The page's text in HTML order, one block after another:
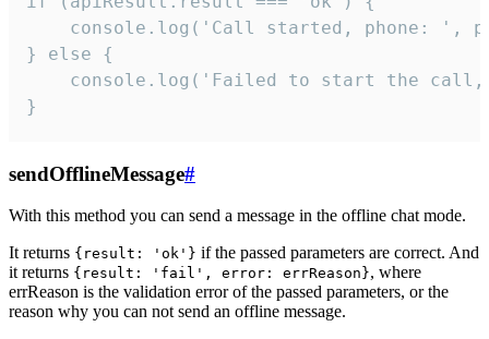
console.log('Call started, phone: ',
} else {
console.log('Failed to start the
}
sendOfflineMessage#
With this method you can send a message in the offline chat mode.
It returns {result: 'ok'} if the passed parameters are correct. And
it returns {result: 'fail', error: errReason}, where
errReason is the validation error of the passed parameters, or the
reason why you can not send an offline message.